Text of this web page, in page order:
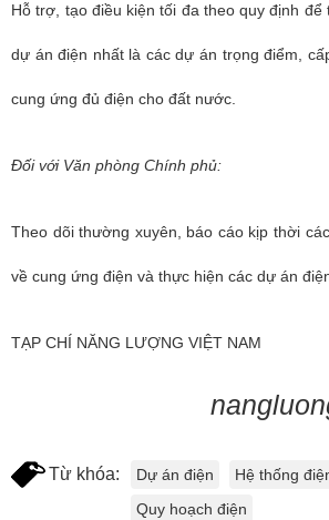
Hỗ trợ, tạo điều kiện tối đa theo quy định để
dự án điện nhất là các dự án trọng điểm,
cung ứng đủ điện cho đất nước.
Đối với Văn phòng Chính phủ:
Theo dõi thường xuyên, báo cáo kịp thời
về cung ứng điện và thực hiện các dự án
TẠP CHÍ NĂNG LƯỢNG VIỆT NAM
Từ khóa: Dự án điện Hệ thống
Quy hoạch điện